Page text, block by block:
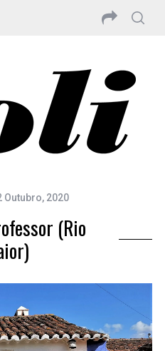
Outubro, 2020
(Rio